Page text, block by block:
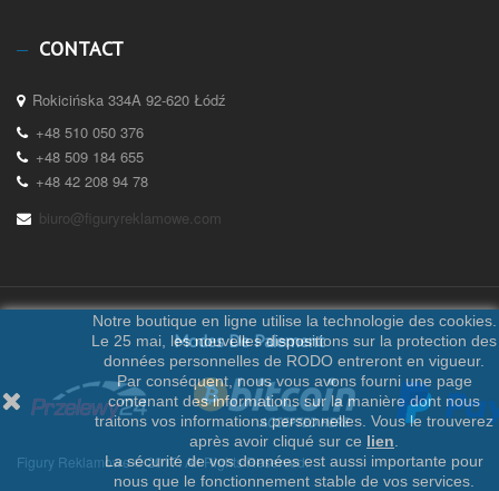
Notre boutique en ligne utilise la technologie des cookies.
Le 25 mai, les nouvelles dispositions sur la protection des
données personnelles de RODO entreront en vigueur.
Par conséquent, nous vous avons fourni une page
contenant des informations sur la manière dont nous
traitons vos informations personnelles. Vous le trouverez
après avoir cliqué sur ce lien
La sécurité de vos données est aussi importante pour
nous que le fonctionnement stable de vos services.
CONTACT
Rokicińska 334A 92-620 Łódź
+48 510 050 376
+48 509 184 655
+48 42 208 94 78
biuro@figuryreklamowe.com
Modes De Paiement
Figury Reklamowe © 2017. All Rights Reserved.